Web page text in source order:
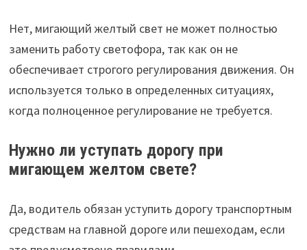
Нет, мигающий желтый свет не может полностью
заменить работу светофора, так как он не
обеспечивает строгого регулирования движения. Он
используется только в определенных ситуациях,
когда полноценное регулирование не требуется.
Нужно ли уступать дорогу при
мигающем желтом свете?
Да, водитель обязан уступить дорогу транспортным
средствам на главной дороге или пешеходам, если